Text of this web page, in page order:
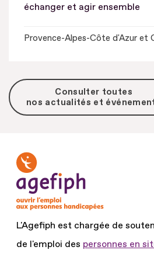
échanger et agir ensemble
Provence-Alpes-Côte d'Azur et
Consulter toutes
nos actualités et
L'Agefiph est chargée de
de l'emploi des personnes en